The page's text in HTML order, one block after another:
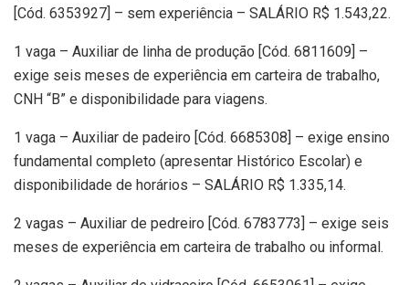
[Cód. 6353927] – sem experiência – SALÁRIO R$ 1.543,22.
1 vaga – Auxiliar de linha de produção [Cód. 6811609] –
exige seis meses de experiência em carteira de trabalho,
CNH “B” e disponibilidade para viagens.
1 vaga – Auxiliar de padeiro [Cód. 6685308] – exige ensino
fundamental completo (apresentar Histórico Escolar) e
disponibilidade de horários – SALÁRIO R$ 1.335,14.
2 vagas – Auxiliar de pedreiro [Cód. 6783773] – exige seis
meses de experiência em carteira de trabalho ou informal.